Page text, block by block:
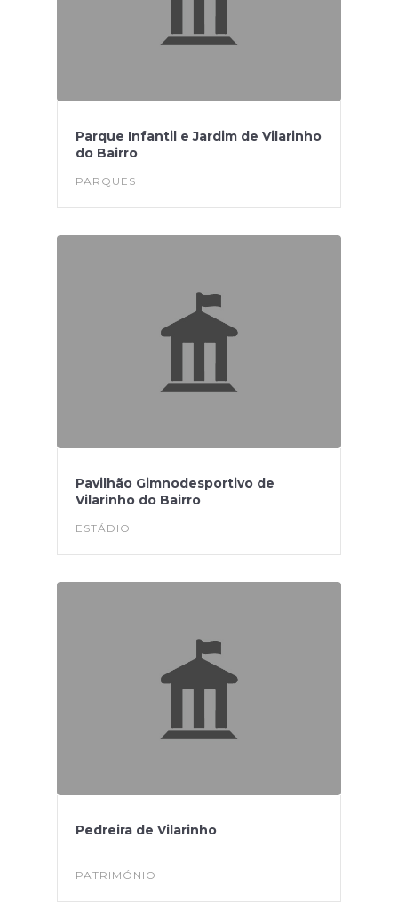
Parque Infantil e Jardim de Vilarinho
do Bairro
PARQUES
Pavilhão Gimnodesportivo de
Vilarinho do Bairro
ESTÁDIO
Pedreira de Vilarinho
PATRIMÓNIO